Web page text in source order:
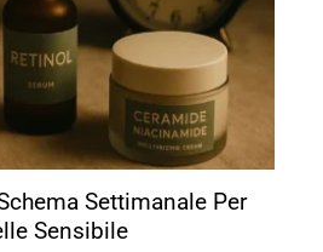
Settimanale Per
Sensibile